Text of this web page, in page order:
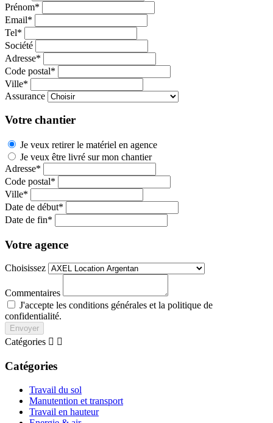
Prénom*
Email*
Tel*
Société
Adresse*
Code postal*
Ville*
Assurance
Votre chantier
Je veux retirer le matériel en agence
Je veux être livré sur mon chantier
Adresse*
Code postal*
Ville*
Date de début*
Date de fin*
Votre agence
Choisissez
Commentaires
J'accepte les conditions générales et la politique de
confidentialité.
Envoyer
Catégories  
Catégories
Travail du sol
Manutention et transport
Travail en hauteur